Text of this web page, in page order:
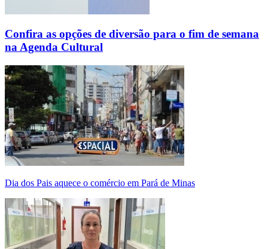
Confira as opções de diversão para o fim de semana
na Agenda Cultural
Dia dos Pais aquece o comércio em Pará de Minas